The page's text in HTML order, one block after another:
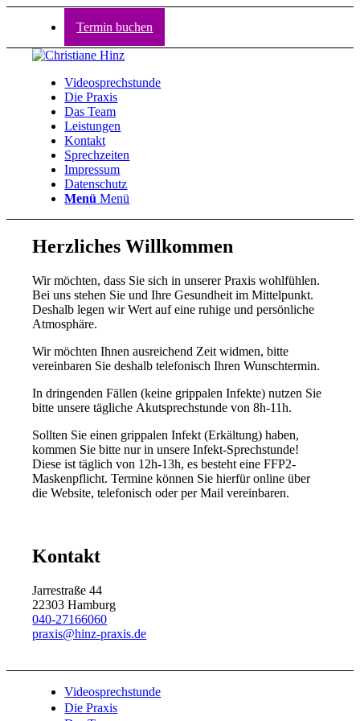
Termin buchen
Videosprechstunde
Die Praxis
Das Team
Leistungen
Kontakt
Sprechzeiten
Impressum
Datenschutz
Menü Menü
Herzliches Willkommen
Wir möchten, dass Sie sich in unserer Praxis wohlfühlen.
Bei uns stehen Sie und Ihre Gesundheit im Mittelpunkt.
Deshalb legen wir Wert auf eine ruhige und persönliche
Atmosphäre.
Wir möchten Ihnen ausreichend Zeit widmen, bitte
vereinbaren Sie deshalb telefonisch Ihren Wunschtermin.
In dringenden Fällen (keine grippalen Infekte) nutzen Sie
bitte unsere tägliche Akutsprechstunde von 8h-11h.
Sollten Sie einen grippalen Infekt (Erkältung) haben,
kommen Sie bitte nur in unsere Infekt-Sprechstunde!
Diese ist täglich von 12h-13h, es besteht eine FFP2-
Maskenpflicht. Termine können Sie hierfür online über
die Website, telefonisch oder per Mail vereinbaren.
Kontakt
Jarrestraße 44
22303 Hamburg
040-27166060
praxis@hinz-praxis.de
Videosprechstunde
Die Praxis